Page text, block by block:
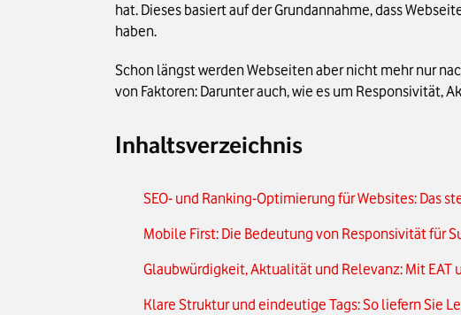
hat. Dieses basiert auf der Grundannahme, dass
haben.
Schon längst werden Webseiten aber nicht mehr nur
von Faktoren: Darunter auch, wie es um
Inhaltsverzeichnis
SEO- und Ranking-Optimierung für Websites: Das
Mobile First: Die Bedeutung von Responsivität für
Glaubwürdigkeit, Aktualität und Relevanz: Mit EAT
Klare Struktur und eindeutige Tags: So liefern Sie